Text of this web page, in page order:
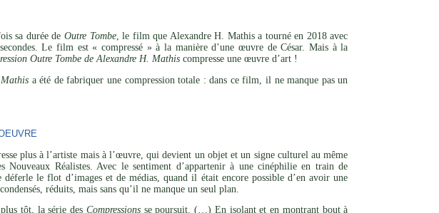
sa durée deOutre Tombe, le film que Alexandre H. Mathis a tourné en 2018 avec
Le film est « compressé » à la manière d’une œuvre de César. Mais à la
Outre Tombe de Alexandre H. Mathis compresse une œuvre d’art !
a été de fabriquer une compression totale : dans ce film, il ne manque pas un
plus à l’artiste mais à l’œuvre, qui devient un objet et un signe culturel au même
Réalistes. Avec le sentiment d’appartenir à une cinéphilie en train de
le flot d’images et de médias, quand il était encore possible d’en avoir une
réduits, mais sans qu’il ne manque un seul plan.
tôt, la série des Compressionsse poursuit. (…) En isolant et en montrant bout à